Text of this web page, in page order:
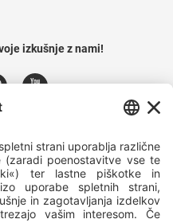
izkušnje z nami!